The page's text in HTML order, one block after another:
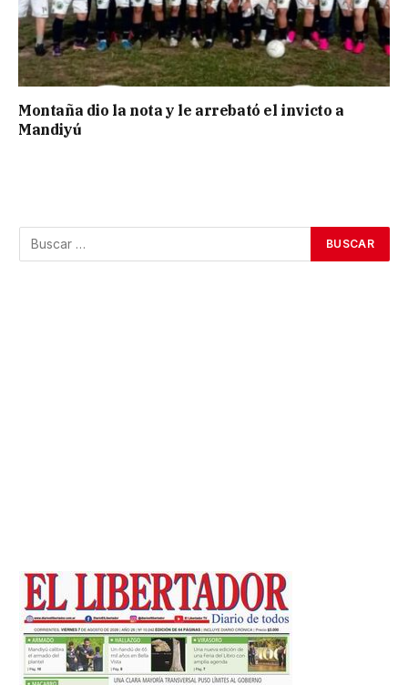
Montaña dio la nota y le arrebató el invicto a
Mandiyú